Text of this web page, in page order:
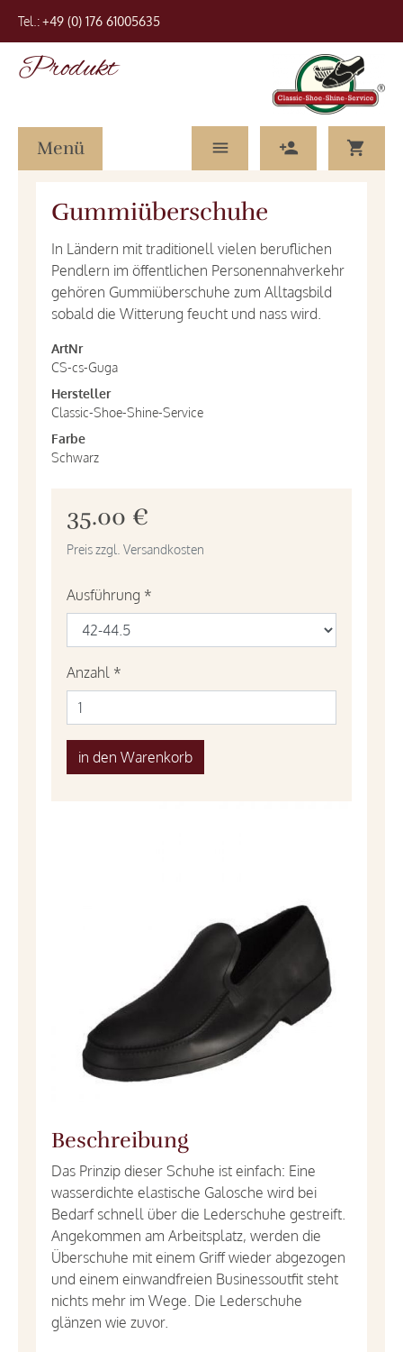
Tel.:+49 (0) 176 61005635
Produkt
Menü
Gummiüberschuhe
In Ländern mit traditionell vielen beruflichen
Pendlern im öffentlichen Personennahverkehr
gehören Gummiüberschuhe zum Alltagsbild
sobald die Witterung feucht und nass wird.
ArtNr
CS-cs-Guga
Hersteller
Classic-Shoe-Shine-Service
Farbe
Schwarz
35.00 €
Preis zzgl. Versandkosten
Ausführung *
Anzahl *
in den Warenkorb
Beschreibung
Das Prinzip dieser Schuhe ist einfach: Eine
wasserdichte elastische Galosche wird bei
Bedarf schnell über die Lederschuhe gestreift.
Angekommen am Arbeitsplatz, werden die
Überschuhe mit einem Griff wieder abgezogen
und einem einwandfreien Businessoutfit steht
nichts mehr im Wege. Die Lederschuhe
glänzen wie zuvor.